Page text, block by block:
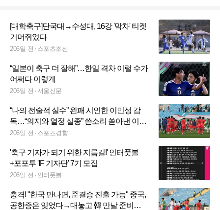
[대학축구]단국대→수성대, 16강 '막차' 티켓
거머쥐었다
206일 전 스포츠조선
“일본이 축구 더 잘해”…한일 격차 이럴 수가
어쩌다 이렇게
206일 전 서울신문
“나의 전술적 실수” 완패 시인한 이민성 감
독…“의지와 열정 실종” 쓴소리 쏟아낸 이영
표 해설위원
206일 전 스포츠경향
'축구 기자가 되기 위한 지름길!' 인터풋볼
+포포투 'IF 기자단' 7기 모집
206일 전 인터풋볼
충격! "한국 만나면, 준결승 진출 가능" 중국,
공한증은 잊었다→대놓고 韓 만날 준비